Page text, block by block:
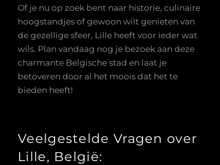
Of je nu op zoek bent naar historie, culinaire
hoogstandjes of gewoon wilt genieten van
de gezellige sfeer, Lille heeft voor ieder wat
wils. Plan vandaag nog je bezoek aan deze
charmante Belgische stad en laat je
betoveren door al het moois dat het te
bieden heeft!
Veelgestelde Vragen over
Lille, België: